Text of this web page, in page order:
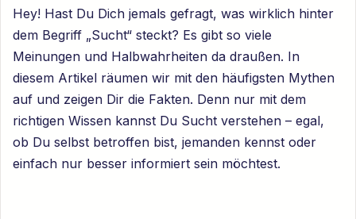
Hey! Hast Du Dich jemals gefragt, was wirklich hinter
dem Begriff „Sucht“ steckt? Es gibt so viele
Meinungen und Halbwahrheiten da draußen. In
diesem Artikel räumen wir mit den häufigsten Mythen
auf und zeigen Dir die Fakten. Denn nur mit dem
richtigen Wissen kannst Du Sucht verstehen – egal,
ob Du selbst betroffen bist, jemanden kennst oder
einfach nur besser informiert sein möchtest.